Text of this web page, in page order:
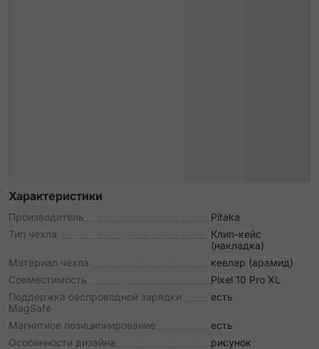
Характеристики
Производитель
Pitaka
Тип чехла
Клип-кейс
(накладка)
Материал чехла
кевлар (арамид)
Совместимость
Pixel 10 Pro XL
Поддержка беспроводной зарядки
MagSafe
есть
Магнитное позиционирование
есть
Особенности дизайна
рисунок